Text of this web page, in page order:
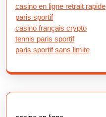
casino en ligne retrait rapide
paris sportif
casino français crypto
tennis paris sportif
paris sportif sans limite